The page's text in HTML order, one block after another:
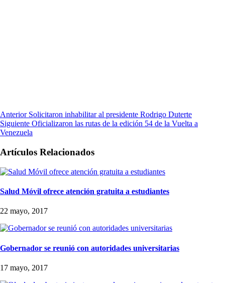
Anterior Solicitaron inhabilitar al presidente Rodrigo Duterte
Siguiente Oficializaron las rutas de la edición 54 de la Vuelta a
Venezuela
Artículos Relacionados
Salud Móvil ofrece atención gratuita a estudiantes
22 mayo, 2017
Gobernador se reunió con autoridades universitarias
17 mayo, 2017